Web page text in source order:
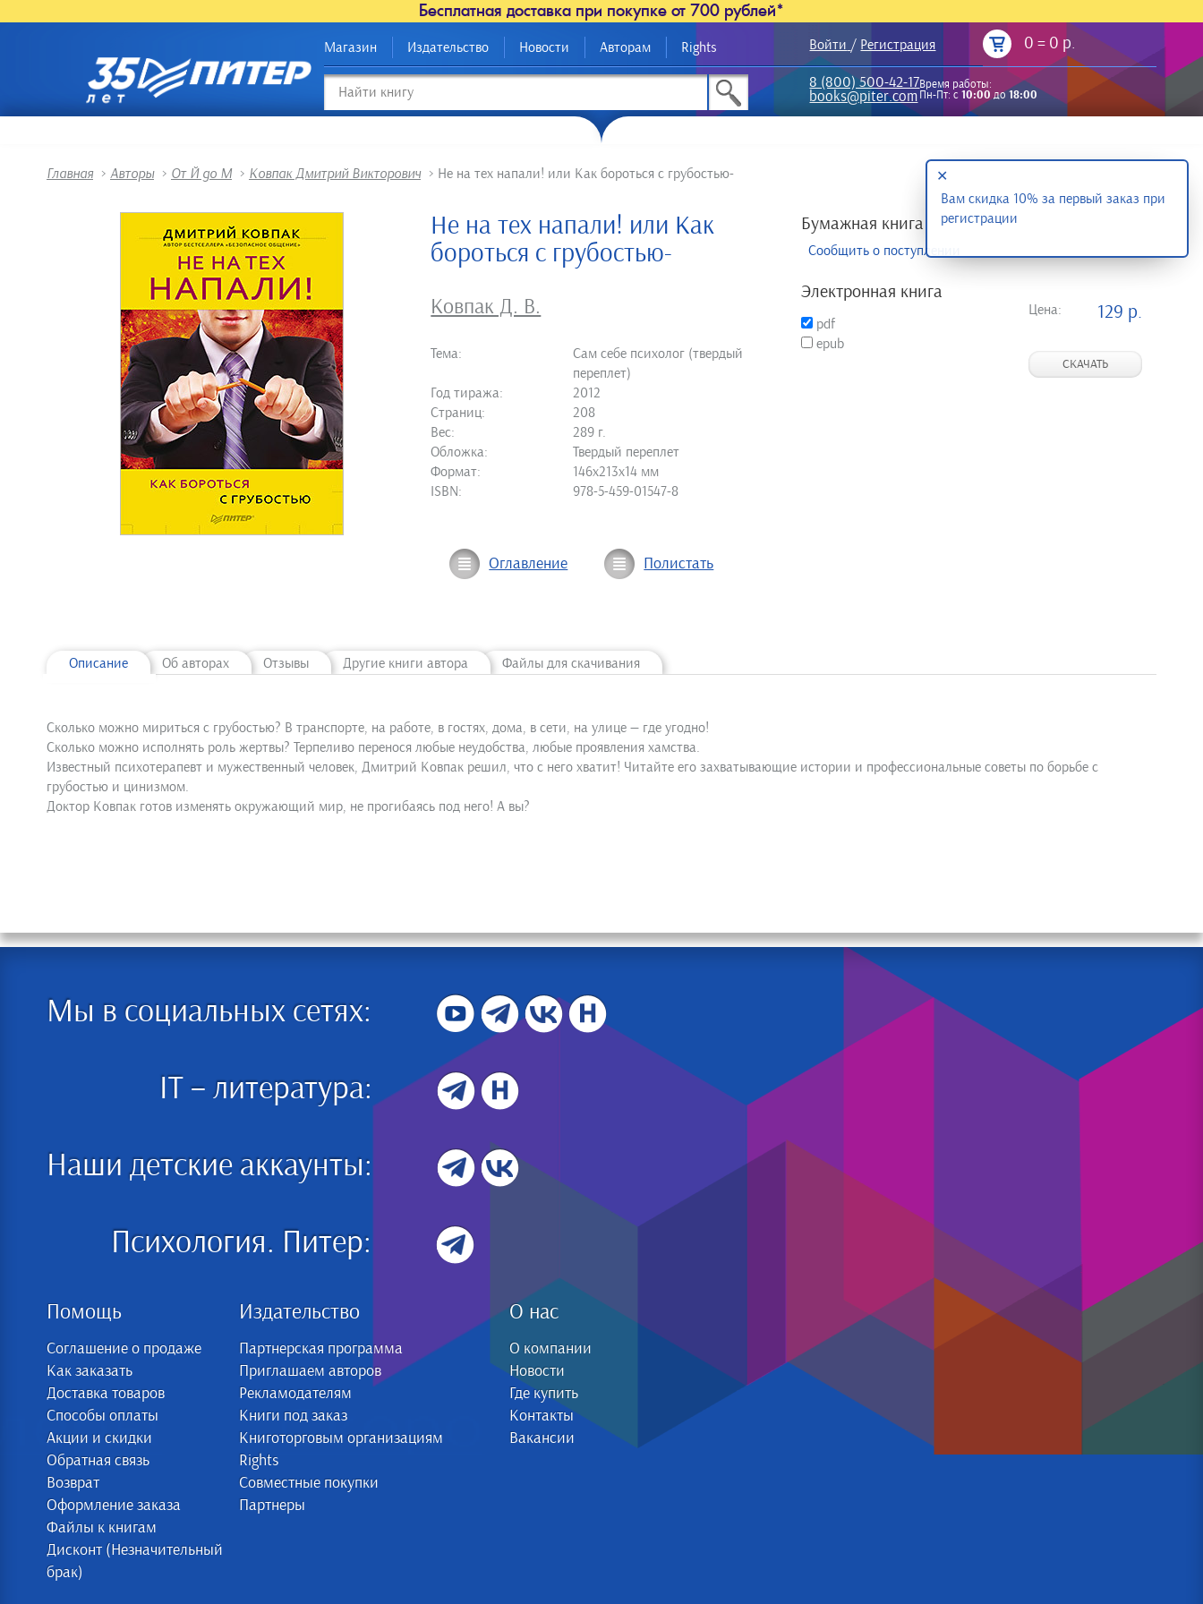
Бесплатная доставка при покупке от 700 рублей*
Магазин Издательство Новости Авторам Rights Войти / Регистрация 0 = 0 р.
8 (800) 500-42-17
books@piter.com
Время работы:
Пн-Пт: с10:00до18:00
Главная > Авторы > От Й до М > Ковпак Дмитрий Викторович > Не на тех напали! или Как бороться с грубостью-
Не на тех напали! или Как
бороться с грубостью-
Ковпак Д. В.
Тема:
Сам себе психолог (твердый
переплет)
Год тиража:
2012
Страниц:
208
Вес:
289 г.
Обложка:
Твердый переплет
Формат:
146х213х14 мм
ISBN:
978-5-459-01547-8
Бумажная книга
Сообщить о поступлении
Электронная книга
pdf
epub
Цена: 129 р.
СКАЧАТЬ
Оглавление Полистать
Описание Об авторах Отзывы Другие книги автора Файлы для скачивания
Сколько можно мириться с грубостью? В транспорте, на работе, в гостях, дома, в сети, на улице — где угодно!
Сколько можно исполнять роль жертвы? Терпеливо перенося любые неудобства, любые проявления хамства.
Известный психотерапевт и мужественный человек, Дмитрий Ковпак решил, что с него хватит! Читайте его захватывающие истории и профессиональные советы по борьбе с
грубостью и цинизмом.
Доктор Ковпак готов изменять окружающий мир, не прогибаясь под него! А вы?
Мы в социальных сетях:
IT – литература:
Наши детские аккаунты:
Психология. Питер:
Помощь
Соглашение о продаже
Как заказать
Доставка товаров
Способы оплаты
Акции и скидки
Обратная связь
Возврат
Оформление заказа
Файлы к книгам
Дисконт (Незначительный
брак)
Издательство
Партнерская программа
Приглашаем авторов
Рекламодателям
Книги под заказ
Книготорговым организациям
Rights
Совместные покупки
Партнеры
О нас
О компании
Новости
Где купить
Контакты
Вакансии
Вам скидка 10% за первый заказ при
регистрации
✕